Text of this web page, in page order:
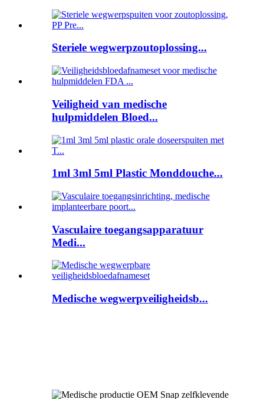
Steriele wegwerpzoutoplossing...
Veiligheid van medische
hulpmiddelen Bloed...
1ml 3ml 5ml Plastic Monddouche...
Vasculaire toegangsapparatuur
Medi...
Medische wegwerpveiligheidsb...